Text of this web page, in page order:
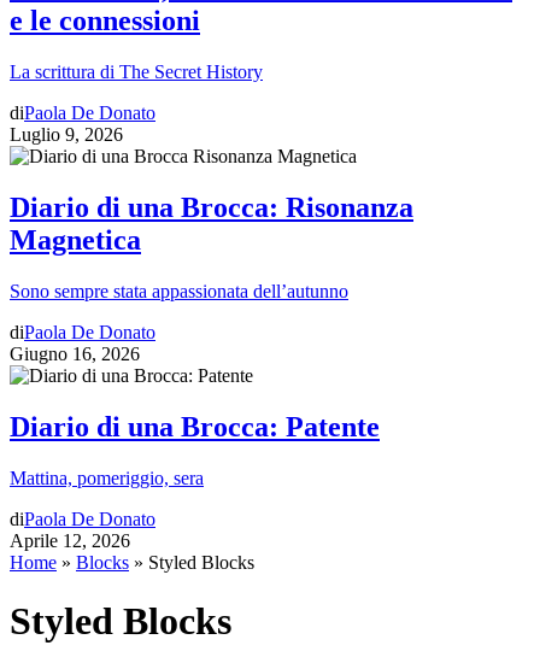
e le connessioni
La scrittura di The Secret History
diPaola De Donato
Luglio 9, 2026
Diario di una Brocca: Risonanza
Magnetica
Sono sempre stata appassionata dell’autunno
diPaola De Donato
Giugno 16, 2026
Diario di una Brocca: Patente
Mattina, pomeriggio, sera
diPaola De Donato
Aprile 12, 2026
Home » Blocks » Styled Blocks
Styled Blocks